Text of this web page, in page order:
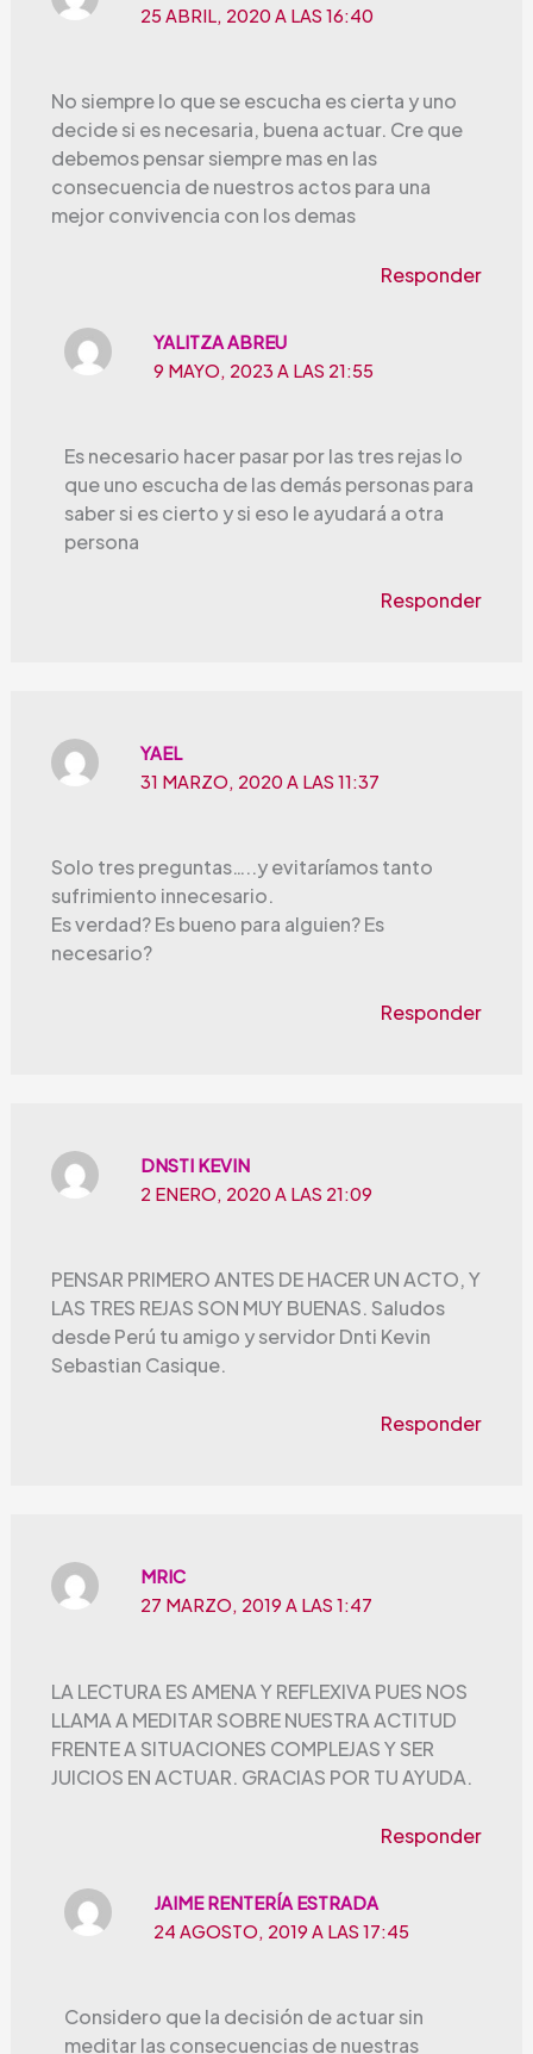
25 ABRIL, 2020 A LAS 16:40
No siempre lo que se escucha es cierta y uno
decide si es necesaria, buena actuar. Cre que
debemos pensar siempre mas en las
consecuencia de nuestros actos para una
mejor convivencia con los demas
Responder
YALITZA ABREU
9 MAYO, 2023 A LAS 21:55
Es necesario hacer pasar por las tres rejas lo
que uno escucha de las demás personas para
saber si es cierto y si eso le ayudará a otra
persona
Responder
YAEL
31 MARZO, 2020 A LAS 11:37
Solo tres preguntas…..y evitaríamos tanto
sufrimiento innecesario.
Es verdad? Es bueno para alguien? Es
necesario?
Responder
DNSTI KEVIN
2 ENERO, 2020 A LAS 21:09
PENSAR PRIMERO ANTES DE HACER UN ACTO, Y
LAS TRES REJAS SON MUY BUENAS. Saludos
desde Perú tu amigo y servidor Dnti Kevin
Sebastian Casique.
Responder
MRIC
27 MARZO, 2019 A LAS 1:47
LA LECTURA ES AMENA Y REFLEXIVA PUES NOS
LLAMA A MEDITAR SOBRE NUESTRA ACTITUD
FRENTE A SITUACIONES COMPLEJAS Y SER
JUICIOS EN ACTUAR. GRACIAS POR TU AYUDA.
Responder
JAIME RENTERÍA ESTRADA
24 AGOSTO, 2019 A LAS 17:45
Considero que la decisión de actuar sin
meditar las consecuencias de nuestras